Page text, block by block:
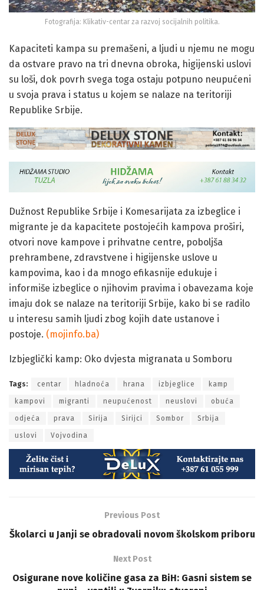
Fotografija: Klikativ-centar za razvoj socijalnih politika.
Kapaciteti kampa su premašeni, a ljudi u njemu ne mogu
da ostvare pravo na tri dnevna obroka, higijenski uslovi
su loši, dok povrh svega toga ostaju potpuno neupućeni
u svoja prava i status u kojem se nalaze na teritoriji
Republike Srbije.
Dužnost Republike Srbije i Komesarijata za izbeglice i
migrante je da kapacitete postojećih kampova proširi,
otvori nove kampove i prihvatne centre, poboljša
prehrambene, zdravstvene i higijenske uslove u
kampovima, kao i da mnogo efikasnije edukuje i
informiše izbeglice o njihovim pravima i obavezama koje
imaju dok se nalaze na teritoriji Srbije, kako bi se radilo
u interesu samih ljudi zbog kojih date ustanove i
postoje. (mojinfo.ba)
Izbjeglički kamp: Oko dvjesta migranata u Somboru
Tags: centar hladnoća hrana izbjeglice kamp
kampovi migranti neupućenost neuslovi obuća
odjeća prava Sirija Sirijci Sombor Srbija
uslovi Vojvodina
Previous Post
Školarci u Janji se obradovali novom školskom priboru
Next Post
Osigurane nove količine gasa za BiH: Gasni sistem se